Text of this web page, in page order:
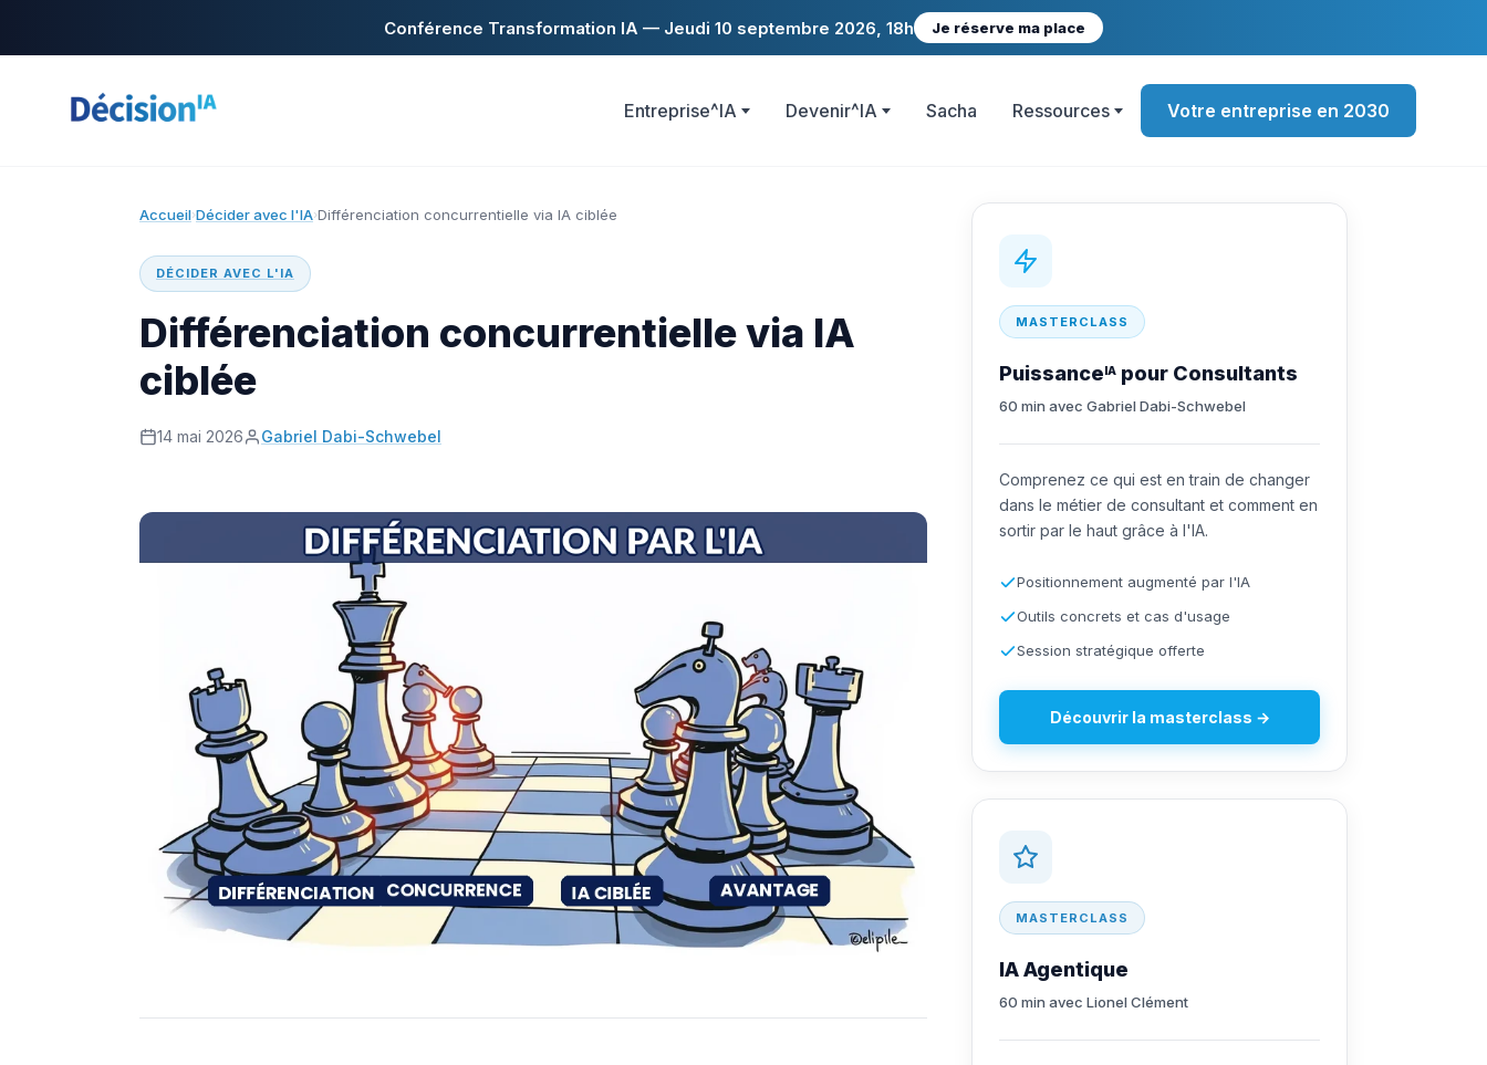
Conférence Transformation IA — Jeudi 10 septembre 2026, 18h Je réserve ma place
Entreprise^IA Devenir^IA Sacha Ressources Votre entreprise en 2030
Accueil›Décider avec l'IA›Différenciation concurrentielle via IA ciblée
DÉCIDER AVEC L'IA
Différenciation concurrentielle via IA
ciblée
14 mai 2026 Gabriel Dabi-Schwebel
MASTERCLASS
PuissanceIA pour Consultants
60 min avec Gabriel Dabi-Schwebel
Comprenez ce qui est en train de changer
dans le métier de consultant et comment en
sortir par le haut grâce à l'IA.
Positionnement augmenté par l'IA
Outils concrets et cas d'usage
Session stratégique offerte
Découvrir la masterclass →
MASTERCLASS
IA Agentique
60 min avec Lionel Clément